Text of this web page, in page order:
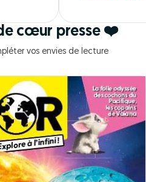
cœur presse ❤️
vos envies de lecture